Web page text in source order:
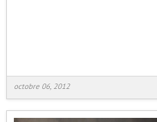
octobre 06, 2012